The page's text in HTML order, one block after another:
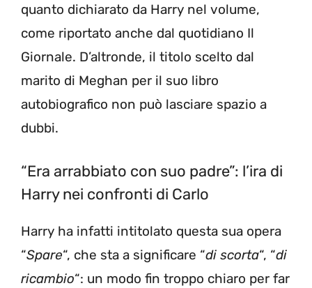
quanto dichiarato da Harry nel volume,
come riportato anche dal quotidiano Il
Giornale. D’altronde, il titolo scelto dal
marito di Meghan per il suo libro
autobiografico non può lasciare spazio a
dubbi.
“Era arrabbiato con suo padre”: l’ira di
Harry nei confronti di Carlo
Harry ha infatti intitolato questa sua opera
“Spare“, che sta a significare “di scorta“, “di
ricambio“: un modo fin troppo chiaro per far